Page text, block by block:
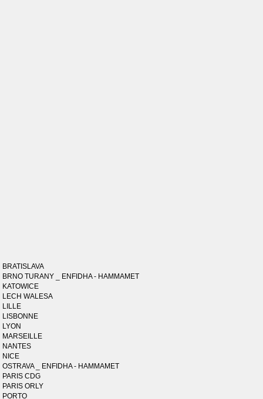
BRATISLAVA
BRNO TURANY _ ENFIDHA - HAMMAMET
KATOWICE
LECH WALESA
LILLE
LISBONNE
LYON
MARSEILLE
NANTES
NICE
OSTRAVA _ ENFIDHA - HAMMAMET
PARIS CDG
PARIS ORLY
PORTO